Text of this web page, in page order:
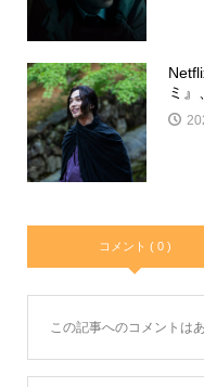
ミ』
コメント ( 0 )
この記事へのコメントは